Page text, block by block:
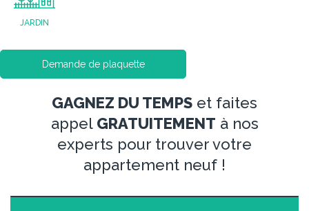
JARDIN
Demande de plaquette
GAGNEZ DU TEMPS et faites
appel GRATUITEMENT à nos
experts pour trouver votre
appartement neuf !